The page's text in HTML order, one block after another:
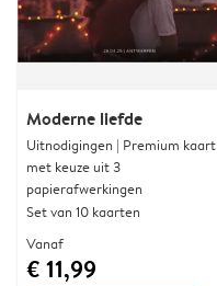
Moderne liefde
Uitnodigingen | Premium kaart
met keuze uit 3
papierafwerkingen
Set van 10 kaarten
Vanaf
€ 11,99